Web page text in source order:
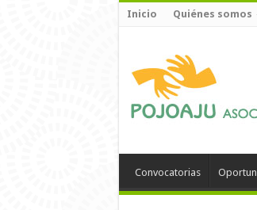
Inicio Quiénes somos
Convocatorias